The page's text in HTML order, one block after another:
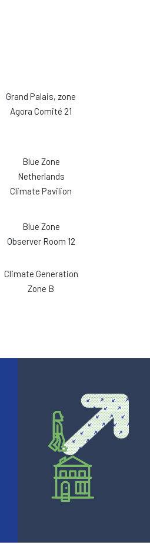
Grand Palais, zone
Agora Comité 21
Blue Zone
Netherlands
Climate Pavilion
Blue Zone
Observer Room 12
Climate Generation
Zone B